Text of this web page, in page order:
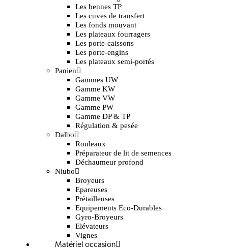
Les bennes TP
Les cuves de transfert
Les fonds mouvant
Les plateaux fourragers
Les porte-caissons
Les porte-engins
Les plateaux semi-portés
Panien
Gammes UW
Gamme KW
Gamme VW
Gamme PW
Gamme DP & TP
Régulation & pesée
Dalbo
Rouleaux
Préparateur de lit de semences
Déchaumeur profond
Niubo
Broyeurs
Epareuses
Prétailleuses
Equipements Eco-Durables
Gyro-Broyeurs
Elévateurs
Vignes
Matériel occasion